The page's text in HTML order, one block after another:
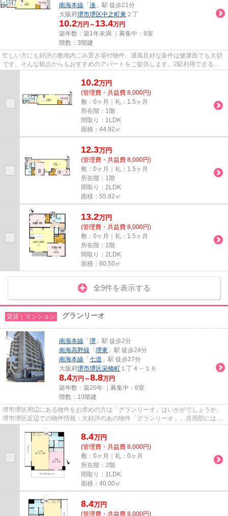
南海本線 「 湊 」駅 徒歩21分
大阪府堺市堺区中之町東 ２丁
10.2万円～ 13.4万円
築年数：築1年未満 ｜募集中： 9室
階数：3階建
忙しい方にも好評の敷地内ごみ置き場付物件。通風良好な条件は健康面でも大切
です。そんな観点からもおすすめのアパートをご提供します。2駅利用できる立
10.2万円
(管理費・共益費 8,000円)
敷：0ヶ月｜礼：1.5ヶ月
所在階：1階
間取り：1LDK
面積：44.92㎡
12.3万円
(管理費・共益費 8,000円)
敷：0ヶ月｜礼：1.5ヶ月
所在階：1階
間取り：2LDK
面積：55.82㎡
13.2万円
(管理費・共益費 8,000円)
敷：0ヶ月｜礼：1.5ヶ月
所在階：1階
間取り：2LDK
面積：60.50㎡
全9件を表示する
賃貸｜マンション グランリーオ
南海本線 「 堺 」駅 徒歩2分
南海高野線 「 堺東 」駅 徒歩24分
南海本線 「 七道 」駅 徒歩27分
大阪府堺市堺区栄橋町 １丁４－１６
8.4万円～8.8万円
築年数：築20年 ｜募集中： 6室
階数：10階建
堺市堺区周辺にある物件をお求めの方は「グランリーオ」はいかがでしょうか。
堺市堺区近辺での物件情報：大好評のあの物件「グランリーオ」。共用部には敷
地内ごみ置き場・エレベータ...
8.4万円
(管理費・共益費 8,000円)
敷：0ヶ月｜礼：0ヶ月
所在階：2階
間取り：1LDK
面積：40.00㎡
8.4万円
(管理費・共益費 8,000円)